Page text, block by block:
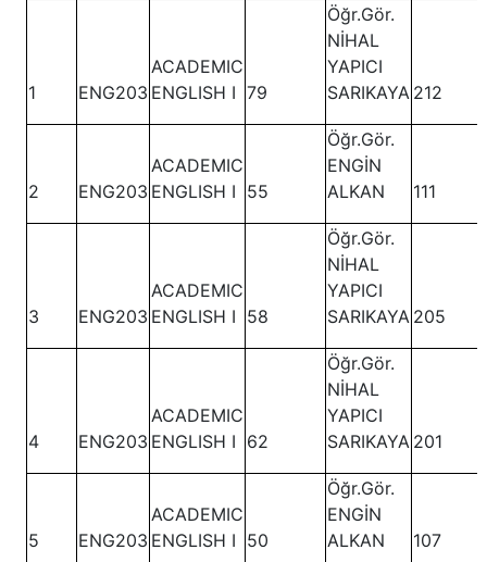
1 ENG203
ACADEMIC
ENGLISH I 79
Öğr.Gör.
NİHAL
YAPICI
SARIKAYA 212
2 ENG203
ACADEMIC
ENGLISH I 55
Öğr.Gör.
ENGİN
ALKAN
111
3 ENG203
ACADEMIC
ENGLISH I 58
Öğr.Gör.
NİHAL
YAPICI
SARIKAYA 205
4 ENG203
ACADEMIC
ENGLISH I 62
Öğr.Gör.
NİHAL
YAPICI
SARIKAYA 201
5 ENG203
ACADEMIC
ENGLISH I 50
Öğr.Gör.
ENGİN
ALKAN
107